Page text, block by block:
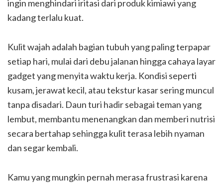
ingin menghindari iritasi dari produk kimiawi yang
kadang terlalu kuat.
Kulit wajah adalah bagian tubuh yang paling terpapar
setiap hari, mulai dari debu jalanan hingga cahaya layar
gadget yang menyita waktu kerja. Kondisi seperti
kusam, jerawat kecil, atau tekstur kasar sering muncul
tanpa disadari. Daun turi hadir sebagai teman yang
lembut, membantu menenangkan dan memberi nutrisi
secara bertahap sehingga kulit terasa lebih nyaman
dan segar kembali.
Kamu yang mungkin pernah merasa frustrasi karena